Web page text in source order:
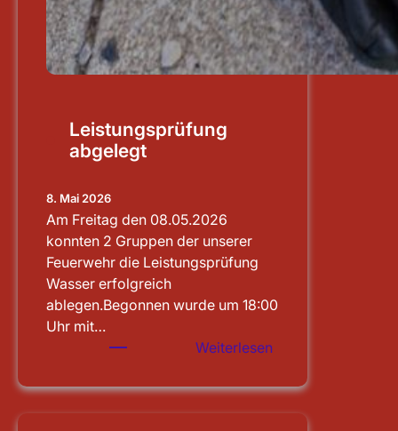
Leistungsprüfung
abgelegt
8. Mai 2026
Am Freitag den 08.05.2026
konnten 2 Gruppen der unserer
Feuerwehr die Leistungsprüfung
Wasser erfolgreich
ablegen.Begonnen wurde um 18:00
Uhr mit…
Weiterlesen
abgelegt